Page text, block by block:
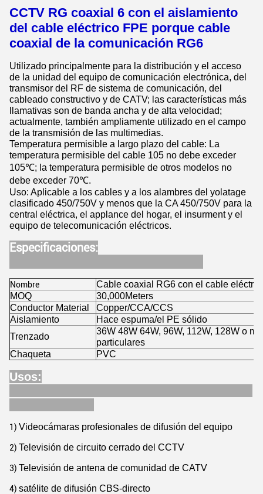
CCTV RG coaxial 6 con el aislamiento
del cable eléctrico FPE porque cable
coaxial de la comunicación RG6
Utilizado principalmente para la distribución y el acceso
de la unidad del equipo de comunicación electrónica, del
transmisor del RF de sistema de comunicación, del
cableado constructivo y de CATV; las características más
llamativas son de banda ancha y de alta velocidad;
actualmente, también ampliamente utilizado en el campo
de la transmisión de las multimedias.
Temperatura permisible a largo plazo del cable: La
temperatura permisible del cable 105 no debe exceder
105℃; la temperatura permisible de otros modelos no
debe exceder 70℃.
Uso: Aplicable a los cables y a los alambres del yolatage
clasificado 450/750V y menos que la CA 450/750V para la
central eléctrica, el applance del hogar, el insurment y el
equipo de telecomunicación eléctricos.
Especificaciones:
Nombre
Cable coaxial RG6 con el cable
MOQ
30,000Meters
Conductor Material
Copper/CCA/CCS
Aislamiento
Hace espuma/el PE sólido
Trenzado
36W 48W 64W, 96W, 112W, 128W o
particulares
Chaqueta
PVC
Usos:
1) Videocámaras profesionales de difusión del equipo
2) Televisión de circuito cerrado del CCTV
3) Televisión de antena de comunidad de CATV
4) satélite de difusión CBS-directo